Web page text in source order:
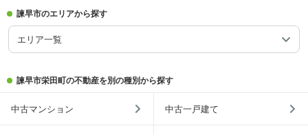
諫早市のエリアから探す
エリア一覧
諫早市栄田町の不動産を別の種別から探す
中古マンション 中古一戸建て